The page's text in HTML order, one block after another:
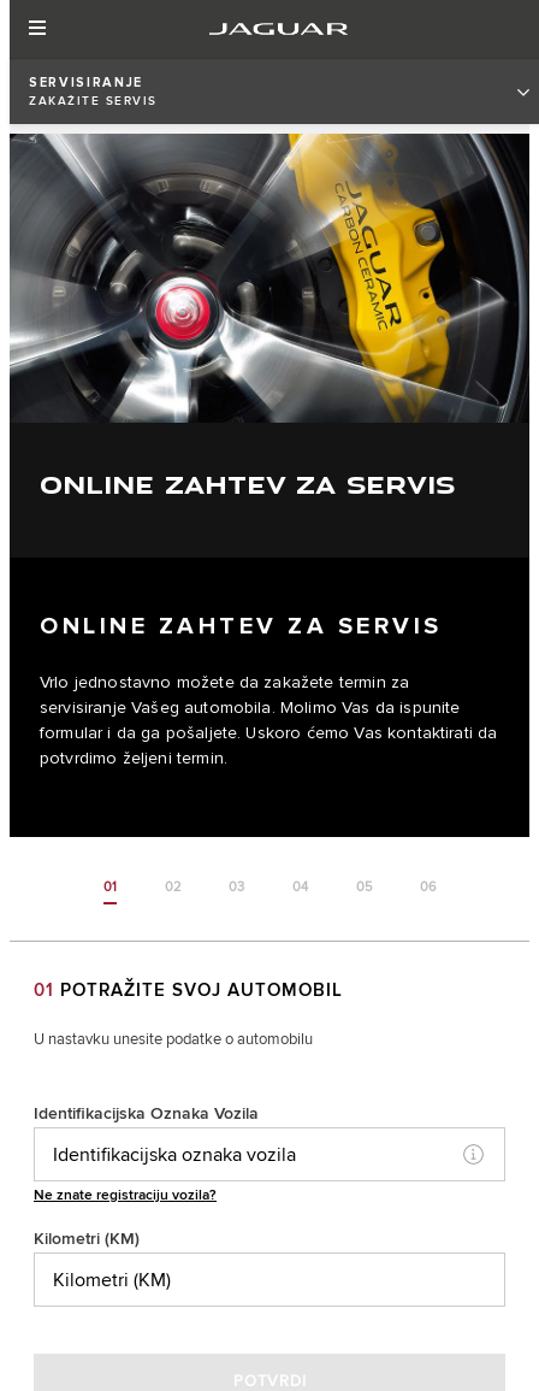
SERVISIRANJE
ZAKAŽITE SERVIS
ONLINE ZAHTEV ZA SERVIS
ONLINE ZAHTEV ZA SERVIS
Vrlo jednostavno možete da zakažete termin za
servisiranje Vašeg automobila. Molimo Vas da ispunite
formular i da ga pošaljete. Uskoro ćemo Vas kontaktirati da
potvrdimo željeni termin.